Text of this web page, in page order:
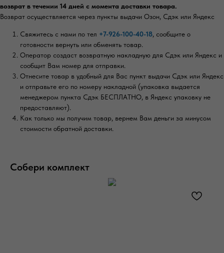
возврат в течении 14 дней с момента доставки товара.
Возврат осуществляется через пункты выдачи Озон, Сдэк или Яндекс
Свяжитесь с нами по тел +7-926-100-40-18, сообщите о
готовности вернуть или обменять товар.
Оператор создаст возвратную накладную для Сдэк или Яндекс и
сообщит Вам номер для отправки.
Отнесите товар в удобный для Вас пункт выдачи Сдэк или Яндекс
и отправьте его по номеру накладной (упаковка выдается
менеджером пункта Сдэк БЕСПЛАТНО, в Яндекс упаковку не
предоставляют).
Как только мы получим товар, вернем Вам деньги за минусом
стоимости обратной доставки.
Собери комплект